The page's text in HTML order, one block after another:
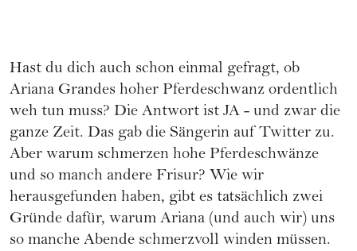
Hast du dich auch schon einmal gefragt, ob
Ariana Grandes hoher Pferdeschwanz ordentlich
weh tun muss? Die Antwort ist JA - und zwar die
ganze Zeit. Das gab die Sängerin auf Twitter zu.
Aber warum schmerzen hohe Pferdeschwänze
und so manch andere Frisur? Wie wir
herausgefunden haben, gibt es tatsächlich zwei
Gründe dafür, warum Ariana (und auch wir) uns
so manche Abende schmerzvoll winden müssen.